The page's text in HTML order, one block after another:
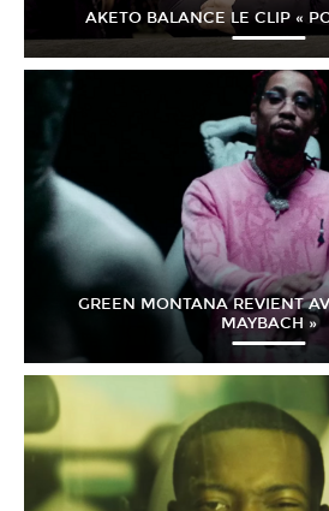
AKETO BALANCE LE CLIP «
GREEN MONTANA REVIENT
MAYBACH »